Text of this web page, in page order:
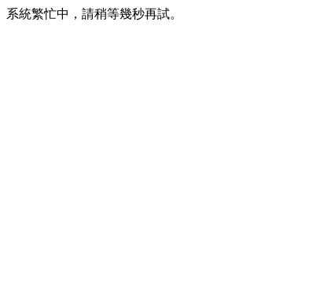
系統繁忙中，請稍等幾秒再試。